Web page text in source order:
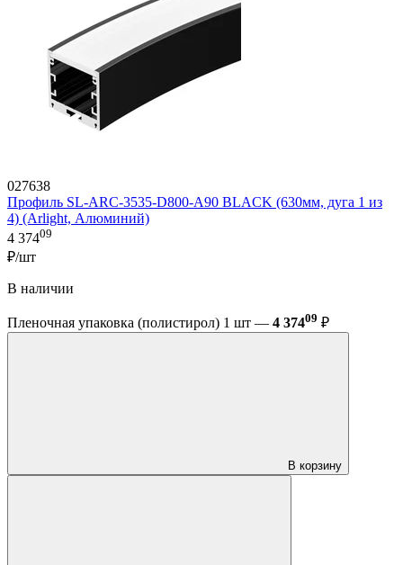
027638
Профиль SL-ARC-3535-D800-A90 BLACK (630мм, дуга 1 из
4) (Arlight, Алюминий)
4 37409
₽/шт
В наличии
Пленочная упаковка (полистирол) 1 шт — 4 37409 ₽
В корзину